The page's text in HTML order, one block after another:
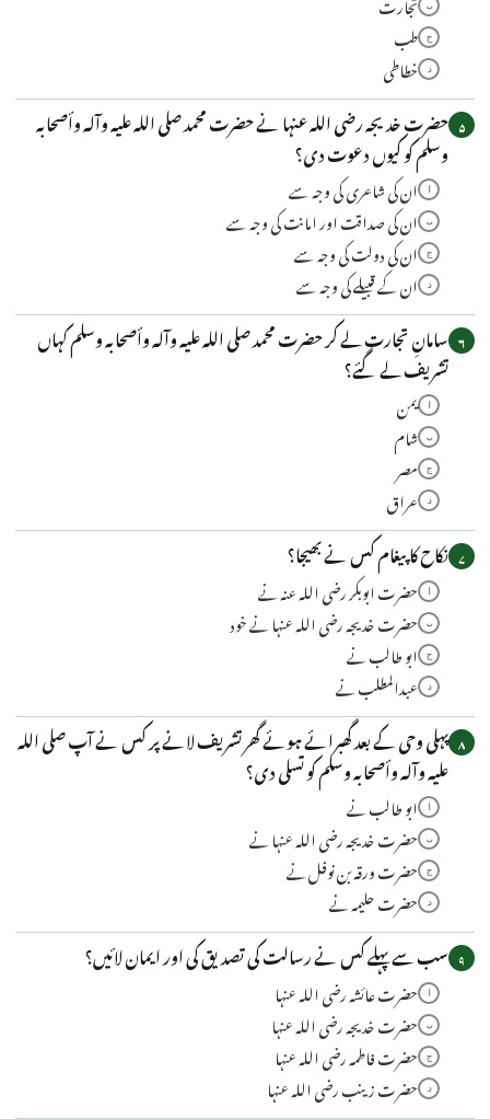
ب
ج طب
د خطاطی
۵ حضرت خدیجہ رضی اللہ عنہا نے حضرت محمد صلی اللہ علیہ وآلہ وأصحابہ
وسلم کو کیوں دعوت دی؟
ان کی شاعری کی وجہ سے
ب ان کی صداقت اور امانت کی وجہ سے
ج ان کی دولت کی وجہ سے
د ان کے قبیلے کی وجہ سے
۶ سامانِ تجارت لے کر حضرت محمد صلی اللہ علیہ وآلہ وأصحابہ وسلم کہاں
تشریف لے گئے؟
یمن
ب شام
ج مصر
د عراق
۷ نکاح کا پیغام کس نے بھیجا؟
حضرت ابوبکر رضی اللہ عنہ نے
ب حضرت خدیجہ رضی اللہ عنہا نے خود
ج ابو طالب نے
د عبدالمطلب نے
۸ پہلی وحی کے بعد گھبرائے ہوئے گھر تشریف لانے پر کس نے آپ صلی اللہ
علیہ وآلہ وأصحابہ وسلم کو تسلی دی؟
ابو طالب نے
ب حضرت خدیجہ رضی اللہ عنہا نے
ج حضرت ورقہ بن نوفل نے
د حضرت حلیمہ نے
۹ سب سے پہلے کس نے رسالت کی تصدیق کی اور ایمان لائیں؟
حضرت عائشہ رضی اللہ عنہا
ب حضرت خدیجہ رضی اللہ عنہا
ج حضرت فاطمہ رضی اللہ عنہا
د حضرت زینب رضی اللہ عنہا